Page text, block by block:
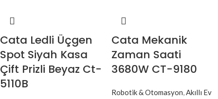
Cata Ledli Üçgen
Spot Siyah Kasa
Çift Prizli Beyaz Ct-
5110B
Cata Mekanik
Zaman Saati
3680W CT-9180
Robotik & Otomasyon,Akıllı Ev